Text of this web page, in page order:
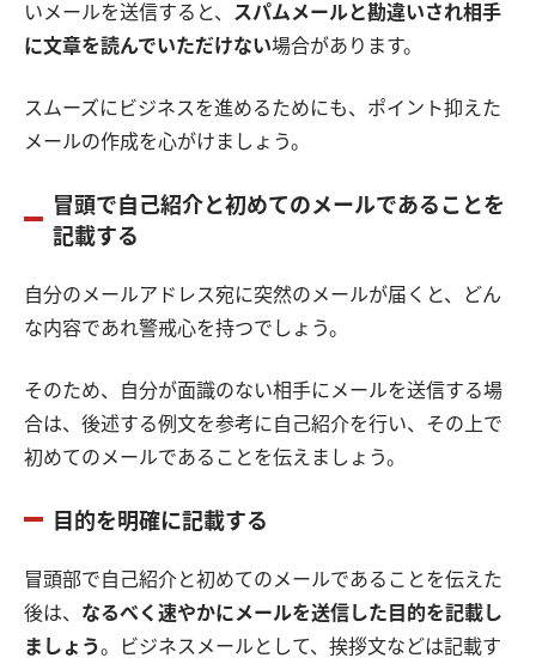
いメールを送信すると、
スパムメールと勘違いされ相手
に文章を読んでいただけない場合があります。
スムーズにビジネスを進めるためにも、ポイント抑えた
メールの作成を心がけましょう。
冒頭で自己紹介と初めてのメールであることを
記載する
自分のメールアドレス宛に突然のメールが届くと、どん
な内容であれ警戒心を持つでしょう。
そのため、自分が面識のない相手にメールを送信する場
合は、後述する例文を参考に自己紹介を行い、その上で
初めてのメールであることを伝えましょう。
目的を明確に記載する
冒頭部で自己紹介と初めてのメールであることを伝えた
後は、 なるべく速やかにメールを送信した目的を記載し
ましょう。ビジネスメールとして、挨拶文などは記載す